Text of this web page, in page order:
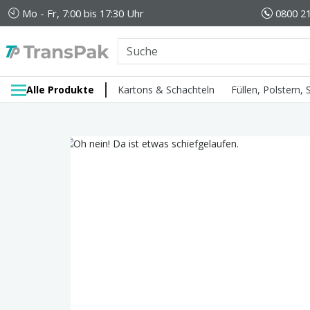
Mo - Fr, 7:00 bis 17:30 Uhr 0800
Alle Produkte Kartons & Schachteln Füllen, Polstern,